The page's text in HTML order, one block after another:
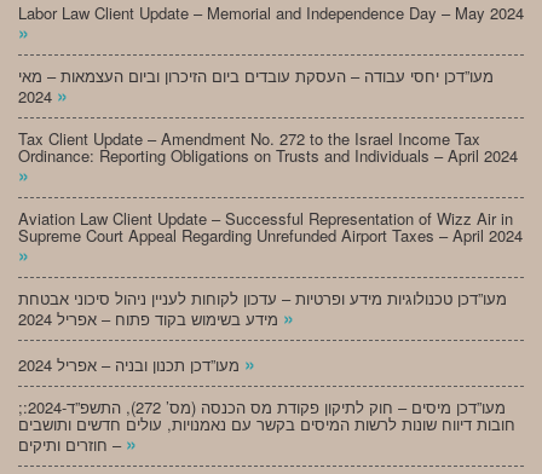
Labor Law Client Update – Memorial and Independence Day – May 2024
»
מעו”דכן יחסי עבודה – העסקת עובדים ביום הזיכרון וביום העצמאות – מאי
»
Tax Client Update – Amendment No. 272 to the Israel Income Tax
Ordinance: Reporting Obligations on Trusts and Individuals – April 2024
»
Aviation Law Client Update – Successful Representation of Wizz Air in
Supreme Court Appeal Regarding Unrefunded Airport Taxes – April 2024
»
מעו”דכן טכנולוגיות מידע ופרטיות – עדכון לקוחות לעניין ניהול סיכוני אבטחת
»
»
;מעו”דכן מיסים – חוק לתיקון פקודת מס הכנסה (מס’ 272), התשפ”ד-2024:
חובות דיווח שונות לרשות המיסים בקשר עם נאמנויות, עולים חדשים ותושבים
חוזרים ותיקים – »